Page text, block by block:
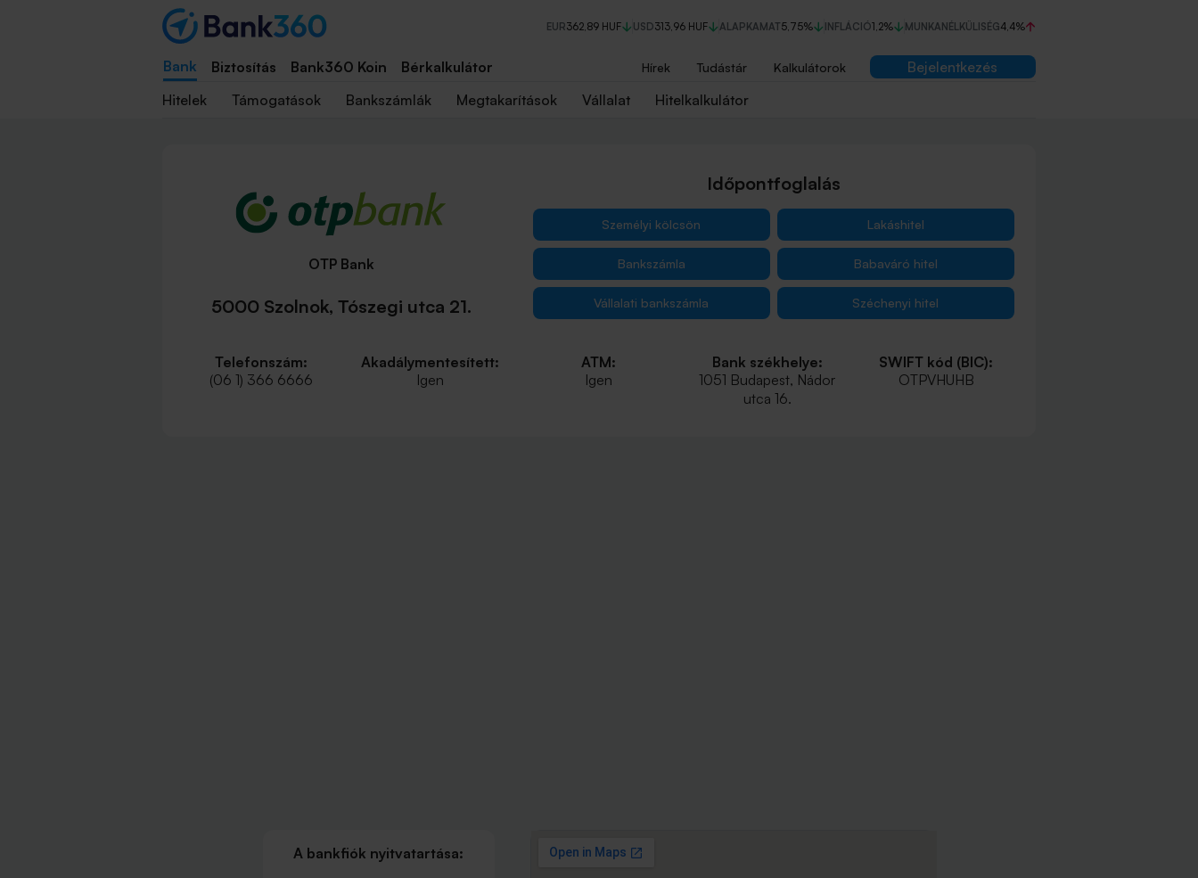
EUR362,89 HUF USD313,96 HUF ALAPKAMAT5,75% INFLÁCIÓ1,2% MUNKANÉLKÜLISÉG4,4%
Bank Biztosítás Bank360 Koin Bérkalkulátor Hírek Tudástár Kalkulátorok
Bejelentkezés
Hitelek
Támogatások Bankszámlák Megtakarítások Vállalat Hitelkalkulátor
OTP Bank
5000 Szolnok, Tószegi utca 21.
Időpontfoglalás
Személyi kölcsön Lakáshitel
Bankszámla Babaváró hitel
Vállalati bankszámla Széchenyi hitel
Telefonszám:
(06 1) 366 6666
Akadálymentesített:
Igen
ATM:
Igen
Bank székhelye:
1051 Budapest, Nádor
utca 16.
SWIFT kód (BIC):
OTPVHUHB
A bankfiók nyitvatartása: